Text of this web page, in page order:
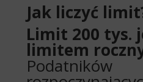
Jak liczyć
Limit 200 tys.
limitem
Podatników